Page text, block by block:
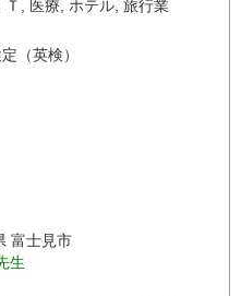
Ｔ , 医療, ホテル, 旅行業
（英検）
富士見市
生